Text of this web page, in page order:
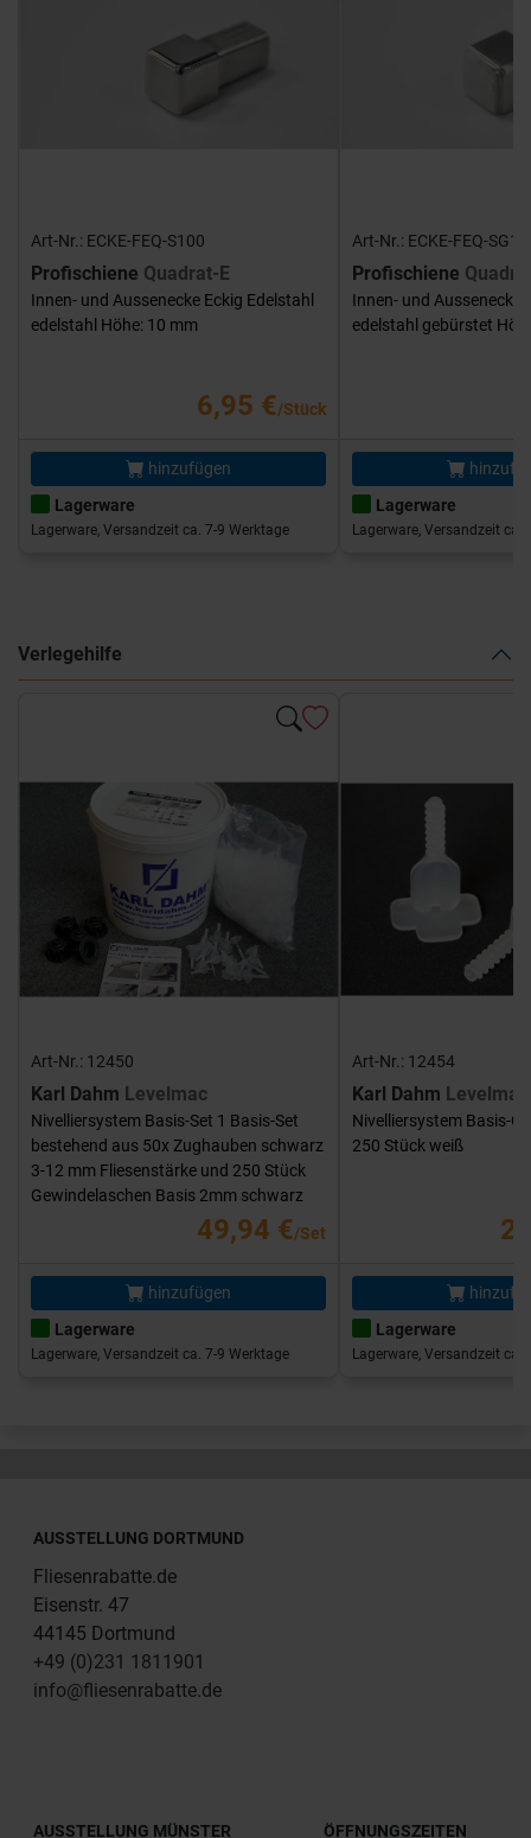
Art-Nr.: ECKE-FEQ-S100
Profischiene Quadrat-E
Innen- und Aussenecke Eckig Edelstahl
edelstahl Höhe: 10 mm
6,95 €/Stück
hinzufügen
Lagerware
Lagerware, Versandzeit ca. 7-9 Werktage
Art-Nr.: ECKE-FEQ-
Profischiene
Innen- und Aussenecke
edelstahl gebürstet
Lagerware
Lagerware, Versandzeit ca.
Verlegehilfe
Art-Nr.: 12450
Karl Dahm Levelmac
Nivelliersystem Basis-Set 1 Basis-Set
bestehend aus 50x Zughauben schwarz
3-12 mm Fliesenstärke und 250 Stück
Gewindelaschen Basis 2mm schwarz
49,94 €/Set
hinzufügen
Lagerware
Lagerware, Versandzeit ca. 7-9 Werktage
Art-Nr.: 12454
Karl Dahm Levelmac
Nivelliersystem Basis-
250 Stück weiß
Lagerware
Lagerware, Versandzeit ca.
AUSSTELLUNG DORTMUND
Fliesenrabatte.de
Eisenstr. 47
44145 Dortmund
+49 (0)231 1811901
info@fliesenrabatte.de
AUSSTELLUNG MÜNSTER ÖFFNUNGSZEITEN